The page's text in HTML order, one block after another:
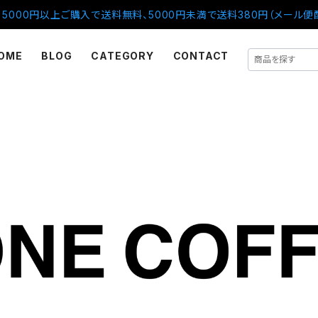
5000円以上ご購入で送料無料、5000円未満で送料380円（メール便
BLOG CATEGORY CONTACT